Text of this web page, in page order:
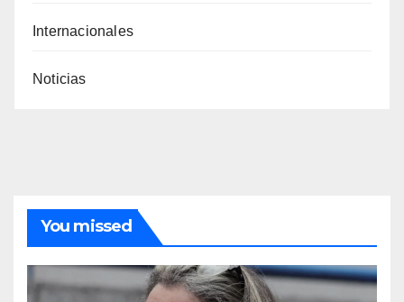
Internacionales
Noticias
You missed